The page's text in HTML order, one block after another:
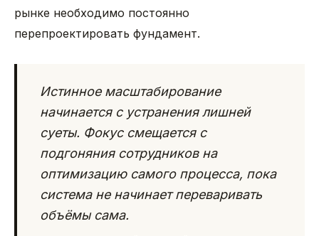
рынке необходимо постоянно
перепроектировать фундамент.
Истинное масштабирование
начинается с устранения лишней
суеты. Фокус смещается с
подгоняния сотрудников на
оптимизацию самого процесса, пока
система не начинает переваривать
объёмы сама.